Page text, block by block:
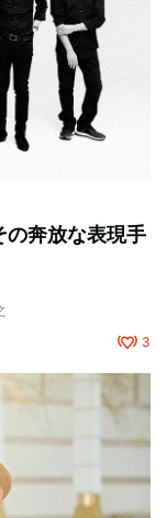
の奔放な表現手
3